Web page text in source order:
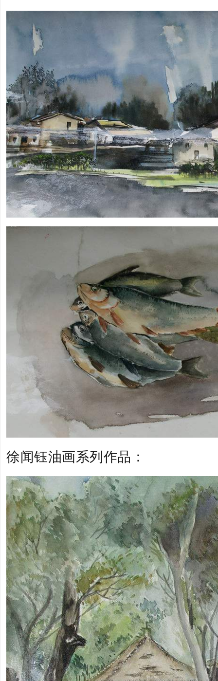
徐闻钰油画系列作品：